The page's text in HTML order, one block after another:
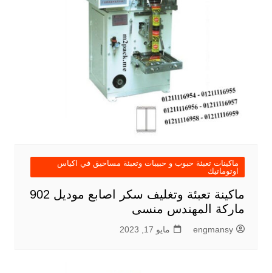
ماكينات تعبئة حبوب و حبيبات وتعبئة مساحيق في اكياس
اوتوماتيك
ماكينة تعبئة وتغليف سكر اصابع موديل 902
ماركة المهندس منسى
engmansy مايو 17, 2023